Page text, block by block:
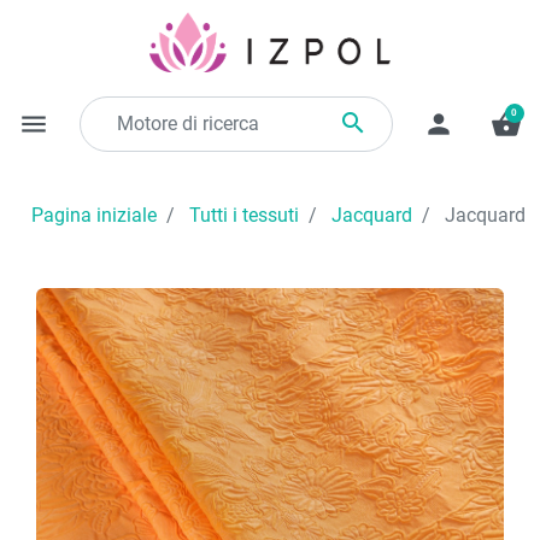
menu  person shopping_basket
0
Pagina iniziale Tutti i tessuti Jacquard Jacquard